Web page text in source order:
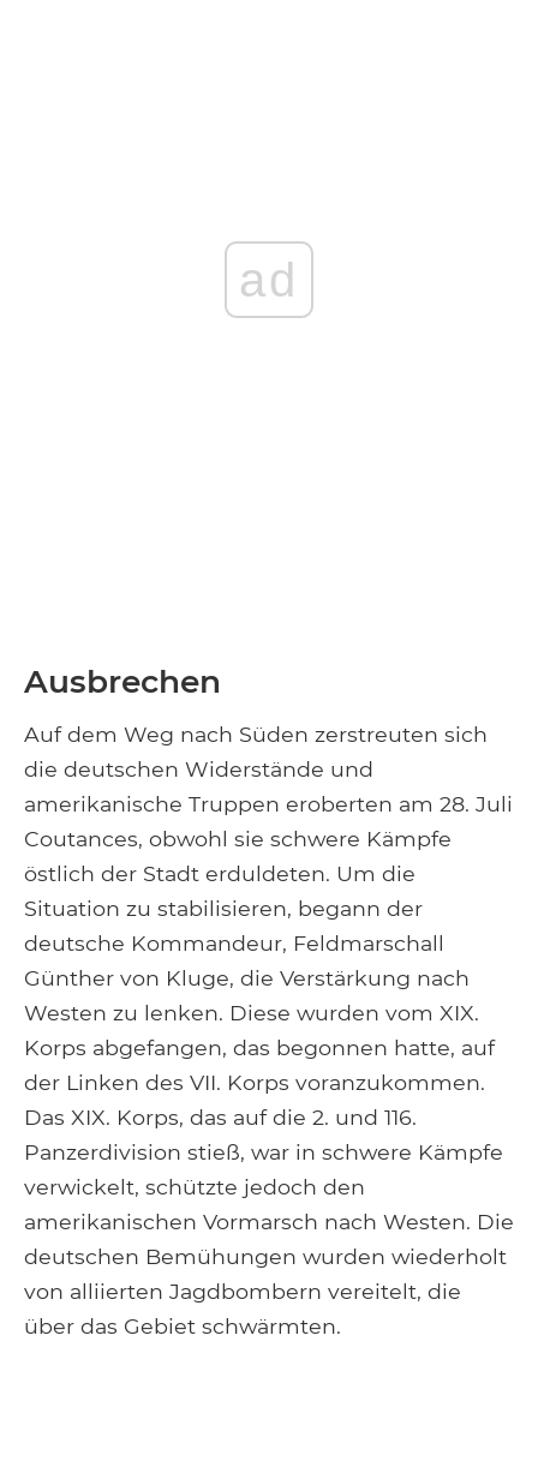
ad
Ausbrechen
Auf dem Weg nach Süden zerstreuten sich
die deutschen Widerstände und
amerikanische Truppen eroberten am 28. Juli
Coutances, obwohl sie schwere Kämpfe
östlich der Stadt erduldeten. Um die
Situation zu stabilisieren, begann der
deutsche Kommandeur, Feldmarschall
Günther von Kluge, die Verstärkung nach
Westen zu lenken. Diese wurden vom XIX.
Korps abgefangen, das begonnen hatte, auf
der Linken des VII. Korps voranzukommen.
Das XIX. Korps, das auf die 2. und 116.
Panzerdivision stieß, war in schwere Kämpfe
verwickelt, schützte jedoch den
amerikanischen Vormarsch nach Westen. Die
deutschen Bemühungen wurden wiederholt
von alliierten Jagdbombern vereitelt, die
über das Gebiet schwärmten.